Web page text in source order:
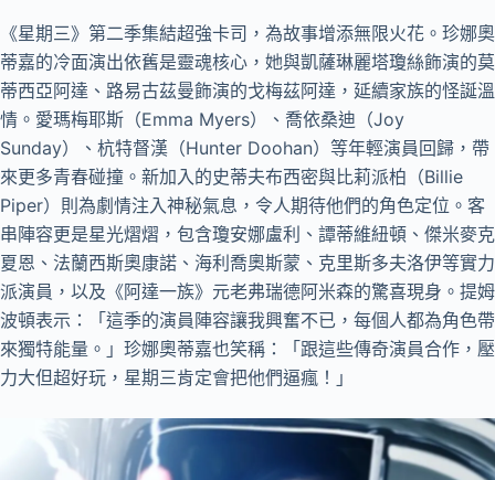
《星期三》第二季集結超強卡司，為故事增添無限火花。珍娜奧
蒂嘉的冷面演出依舊是靈魂核心，她與凱薩琳麗塔瓊絲飾演的莫
蒂西亞阿達、路易古茲曼飾演的戈梅茲阿達，延續家族的怪誕溫
情。愛瑪梅耶斯（Emma Myers）、喬依桑迪（Joy
Sunday）、杭特督漢（Hunter Doohan）等年輕演員回歸，帶
來更多青春碰撞。新加入的史蒂夫布西密與比莉派柏（Billie
Piper）則為劇情注入神秘氣息，令人期待他們的角色定位。客
串陣容更是星光熠熠，包含瓊安娜盧利、譚蒂維紐頓、傑米麥克
夏恩、法蘭西斯奧康諾、海利喬奧斯蒙、克里斯多夫洛伊等實力
派演員，以及《阿達一族》元老弗瑞德阿米森的驚喜現身。提姆
波頓表示：「這季的演員陣容讓我興奮不已，每個人都為角色帶
來獨特能量。」珍娜奧蒂嘉也笑稱：「跟這些傳奇演員合作，壓
力大但超好玩，星期三肯定會把他們逼瘋！」